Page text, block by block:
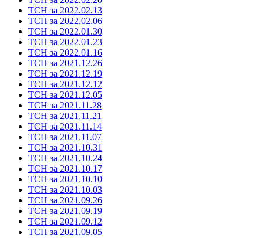
ТСН за 2022.02.13
ТСН за 2022.02.06
ТСН за 2022.01.30
ТСН за 2022.01.23
ТСН за 2022.01.16
ТСН за 2021.12.26
ТСН за 2021.12.19
ТСН за 2021.12.12
ТСН за 2021.12.05
ТСН за 2021.11.28
ТСН за 2021.11.21
ТСН за 2021.11.14
ТСН за 2021.11.07
ТСН за 2021.10.31
ТСН за 2021.10.24
ТСН за 2021.10.17
ТСН за 2021.10.10
ТСН за 2021.10.03
ТСН за 2021.09.26
ТСН за 2021.09.19
ТСН за 2021.09.12
ТСН за 2021.09.05